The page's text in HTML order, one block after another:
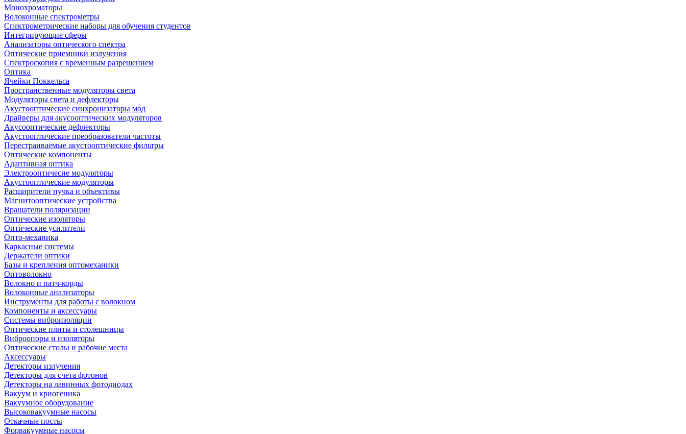
Монохроматоры
Волоконные спектрометры
Спектрометрические наборы для обучения студентов
Интегрирующие сферы
Анализаторы оптического спектра
Оптические приемники излучения
Спектроскопия с временным разрешением
Оптика
Ячейки Поккельса
Пространственные модуляторы света
Модуляторы света и дефлекторы
Акустооптические синхронизаторы мод
Драйверы для акусооптических модуляторов
Акусооптические дефлекторы
Акустооптические преобразователи частоты
Перестраиваемые акустооптические фильтры
Оптические компоненты
Адаптивная оптика
Электрооптичесие модуляторы
Акустооптические модуляторы
Расширители пучка и объективы
Магнитооптические устройства
Вращатели поляризации
Оптические изоляторы
Оптические усилители
Опто-механика
Каркасные системы
Держатели оптики
Базы и крепления оптомеханики
Оптоволокно
Волокно и патч-корды
Волоконные анализаторы
Инструменты для работы с волокном
Компоненты и аксессуары
Системы виброизоляции
Оптические плиты и столешницы
Виброопоры и изоляторы
Оптические столы и рабочие места
Аксессуары
Детекторы излучения
Детекторы для счета фотонов
Детекторы на лавинных фотодиодах
Вакуум и криогеника
Вакуумное оборудование
Высоковакуумные насосы
Откачные посты
Форвакуумные насосы